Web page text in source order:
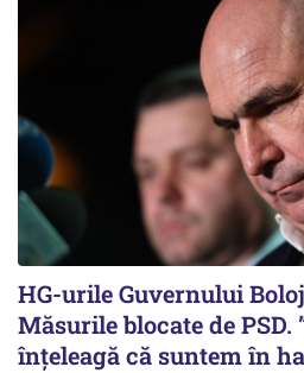
HG-urile Guvernului
Măsurile blocate de PSD.
înțeleagă că suntem în